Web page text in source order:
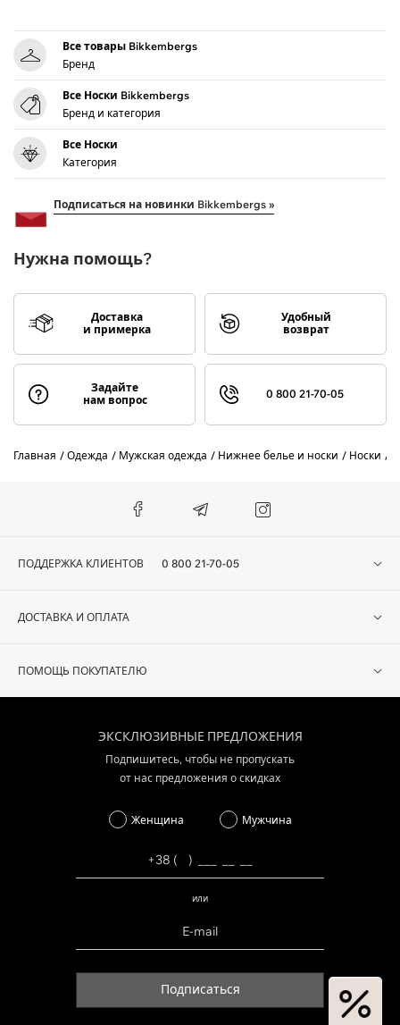
Все товары Bikkembergs
Бренд
Все Носки Bikkembergs
Бренд и категория
Все Носки
Категория
Подписаться на новинки Bikkembergs »
Нужна помощь?
Доставка
и примерка
Удобный
возврат
Задайте
нам вопрос
0 800 21-70-05
Главная Одежда Мужская одежда Нижнее белье и носки Носки
ПОДДЕРЖКА КЛИЕНТОВ 0 800 21-70-05
ДОСТАВКА И ОПЛАТА
ПОМОЩЬ ПОКУПАТЕЛЮ
ЭКСКЛЮЗИВНЫЕ ПРЕДЛОЖЕНИЯ
Подпишитесь, чтобы не пропускать
от нас предложения о скидках
Женщина Мужчина
или
Подписаться